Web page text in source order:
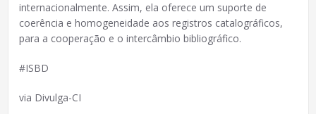
internacionalmente. Assim, ela oferece um suporte de
coerência e homogeneidade aos registros catalográficos,
para a cooperação e o intercâmbio bibliográfico.
#ISBD
via Divulga-CI